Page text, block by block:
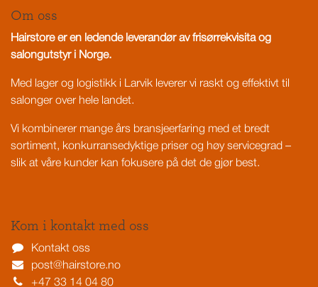
Om oss
Hairstore er en ledende leverandør av frisørrekvisita og
salongutstyr i Norge.
Med lager og logistikk i Larvik leverer vi raskt og effektivt til
salonger over hele landet.
Vi kombinerer mange års bransjeerfaring med et bredt
sortiment, konkurransedyktige priser og høy servicegrad –
slik at våre kunder kan fokusere på det de gjør best.
Kom i kontakt med oss
Kontakt oss
post@hairstore.no
+47 33 14 04 80